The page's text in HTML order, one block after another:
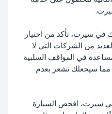
في سيرت، تأكد من اختيار
من الشركات التي لا
في المواقف السلبية
مما سيجعلك تشعر بعدم
سيرت، افحص السيارة